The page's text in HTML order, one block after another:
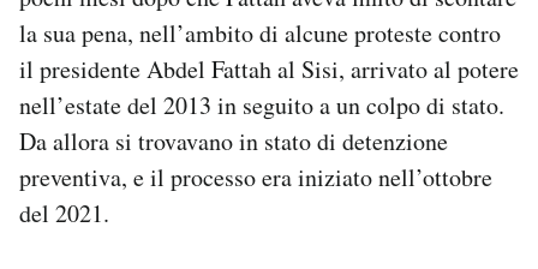
la sua pena, nell’ambito di alcune proteste contro
il presidente Abdel Fattah al Sisi, arrivato al potere
nell’estate del 2013 in seguito a un colpo di stato.
Da allora si trovavano in stato di detenzione
preventiva, e il processo era iniziato nell’ottobre
del 2021.